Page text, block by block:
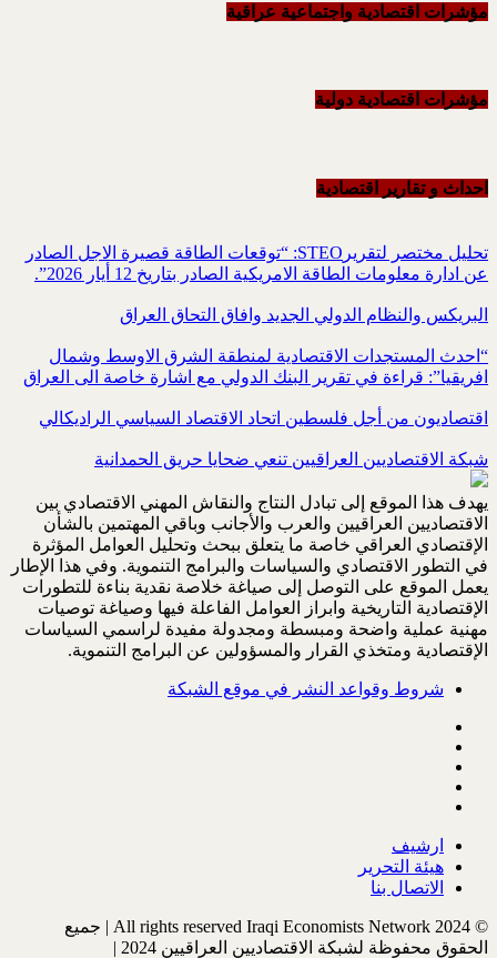
مؤشرات اقتصادية واجتماعية عراقية
مؤشرات اقتصادية دولية
احداث و تقاریر اقتصادیة
تحليل مختصر لتقريرSTEO‏: “توقعات الطاقة قصيرة الاجل الصادر
عن ادارة معلومات الطاقة الامريكية ‏الصادر بتاريخ 12 أيار 2026”.‏
البريكس والنظام الدولي الجديد وافاق التحاق العراق
“احدث المستجدات الاقتصادية لمنطقة الشرق الاوسط وشمال
افريقيا”: قراءة في تقرير البنك الدولي مع اشارة خاصة الى العراق
اقتصاديون من أجل فلسطين اتحاد الاقتصاد السياسي الراديكالي
شبكة الاقتصاديين العراقيين تنعي ضحايا حريق الحمدانية
يهدف هذا الموقع إلى تبادل النتاج والنقاش المهني الاقتصادي بين
الاقتصاديين العراقيين والعرب والأجانب وباقي المهتمين بالشأن
الإقتصادي العراقي خاصة ما يتعلق ببحث وتحليل العوامل المؤثرة
في التطور الاقتصادي والسياسات والبرامج التنموية. وفي هذا الإطار
يعمل الموقع على التوصل إلى صياغة خلاصة نقدية بناءة للتطورات
الإقتصادية التاريخية وابراز العوامل الفاعلة فيها وصياغة توصيات
مهنية عملية واضحة ومبسطة ومجدولة مفيدة لراسمي السياسات
الإقتصادية ومتخذي القرار والمسؤولين عن البرامج التنموية.
شروط وقواعد النشر في موقع الشبكة
ارشيف
هيئة التحرير
الاتصال بنا
© All rights reserved Iraqi Economists Network 2024 | جميع
الحقوق محفوظة لشبكة الاقتصاديين العراقيين 2024 |